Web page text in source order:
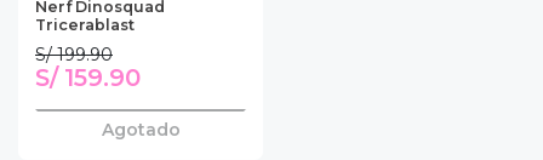
Nerf Dinosquad
Tricerablast
S/ 199.90
S/ 159.90
Agotado